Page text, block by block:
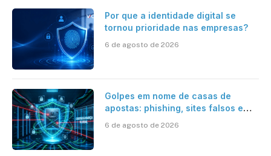
Por que a identidade digital se
tornou prioridade nas empresas?
6 de agosto de 2026
Golpes em nome de casas de
apostas: phishing, sites falsos e
6 de agosto de 2026